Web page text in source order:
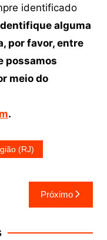
identificado
alguma
por favor, entre
possamos
meio do
.
(RJ)
Próximo